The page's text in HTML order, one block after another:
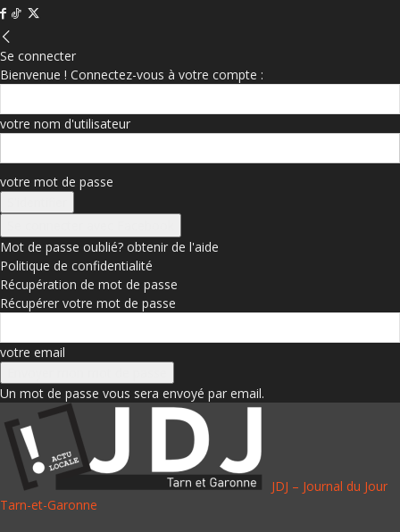
Se connecter
Bienvenue ! Connectez-vous à votre compte :
votre nom d'utilisateur
votre mot de passe
Mot de passe oublié? obtenir de l'aide
Politique de confidentialité
Récupération de mot de passe
Récupérer votre mot de passe
votre email
Un mot de passe vous sera envoyé par email.
JDJ – Journal du Jour
Tarn-et-Garonne